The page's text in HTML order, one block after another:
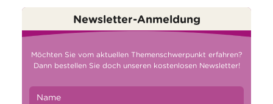
Newsletter-Anmeldung
Möchten Sie vom aktuellen Themenschwerpunkt erfahren?
Dann bestellen Sie doch unseren kostenlosen Newsletter!